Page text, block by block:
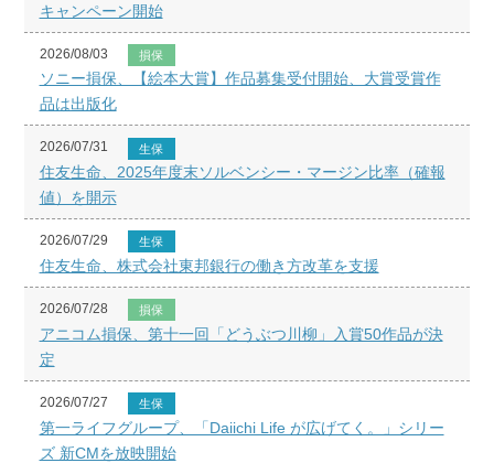
キャンペーン開始
2026/08/03 損保
ソニー損保、【絵本大賞】作品募集受付開始、大賞受賞作
品は出版化
2026/07/31 生保
住友生命、2025年度末ソルベンシー・マージン比率（確報
値）を開示
2026/07/29 生保
住友生命、株式会社東邦銀行の働き方改革を支援
2026/07/28 損保
アニコム損保、第十一回「どうぶつ川柳」入賞50作品が決
定
2026/07/27 生保
第一ライフグループ、「Daiichi Life が広げてく。」シリー
ズ 新CMを放映開始